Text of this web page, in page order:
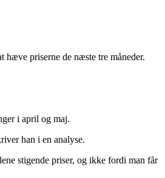
hæve priserne de næste tre måneder.
i april og maj.
han i en analyse.
stigende priser, og ikke fordi man får